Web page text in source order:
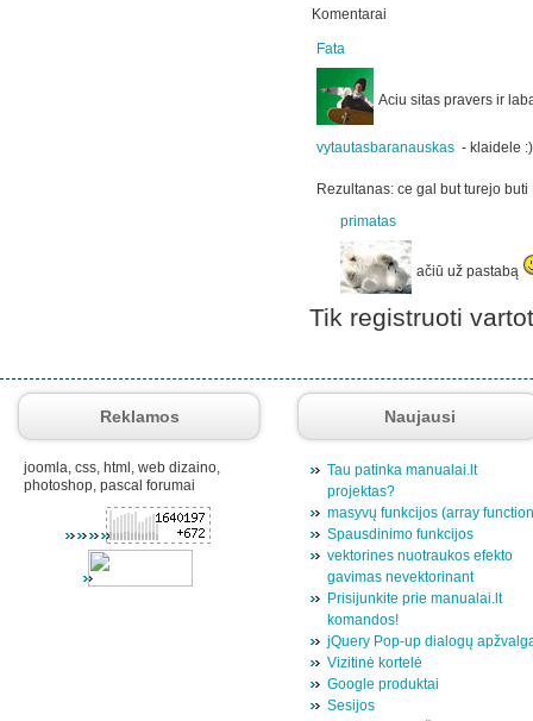
Komentarai
Fata
Aciu sitas pravers ir
vytautasbaranauskas - klaidele :)
Rezultanas: ce gal but turejo
primatas
ačiū už pastabą
Tik registruoti
Reklamos
joomla, css, html, web dizaino,
photoshop, pascal forumai
Naujausi
Tau patinka manualai.lt
projektas?
masyvų funkcijos (array
Spausdinimo funkcijos
vektorines nuotraukos efekto
gavimas nevektorinant
Prisijunkite prie manualai.lt
komandos!
jQuery Pop-up dialogų
Vizitinė kortelė
Google produktai
Sesijos